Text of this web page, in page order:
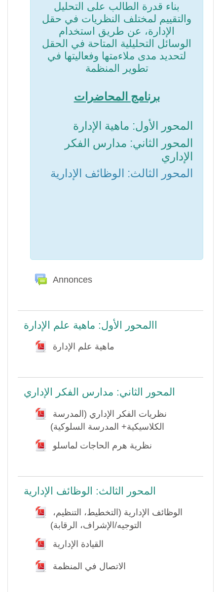
بناء قدرة الطالب على التحليل
والتقييم لمختلف النظريات في حقل
الإدارة، عن طريق استخدام
الوسائل التحليلية المتاحة في الحقل
لتحديد مدى ملاءمتها وفعاليتها في
تطوير المنظمة
برنامج المحاضرات
المحور الأول: ماهية الإدارة
المحور الثاني: مدارس الفكر
الإداري
المحور الثالث: الوظائف الإدارية
Annonces
Forum
االمحور الأول: ماهية علم الإدارة
ماهية علم الإدارة
Fichier
المحور الثاني: مدارس الفكر الإداري
نظريات الفكر الإداري (المدرسة
الكلاسيكية+ المدرسة السلوكية)
Fichier
نظرية هرم الحاجات لماسلو
Fichier
المحور الثالث: الوظائف الإدارية
الوظائف الإدارية (التخطيط، التنظيم،
التوجيه/الإشراف، الرقابة)
Fichier
القيادة الإدارية
Fichier
الاتصال في المنظمة
Fichier